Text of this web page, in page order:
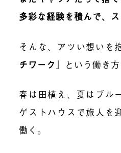
多彩な経験を積んで、
そんな、アツい想いを
チワーク 」という働き
春は田植え、夏はブル
ゲストハウスで旅人を
働く。